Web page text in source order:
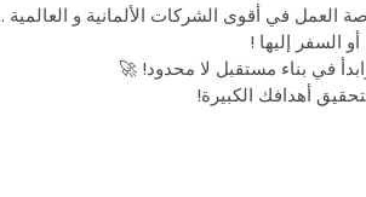
في أقوى الشركات الألمانية و العالمية .
السفر إليها !
في بناء مستقبل لا محدود! 🚀
أهدافك الكبيرة!